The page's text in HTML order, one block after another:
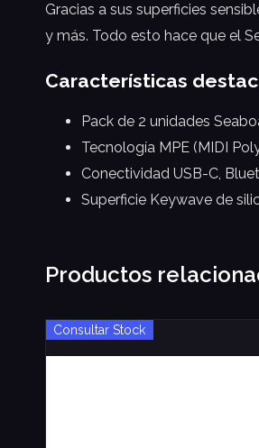
Gracias a sus superficies
y más. Todo esto hace que el
Características
Pack de 2 unidades
Tecnología MPE (MIDI
Conectividad USB-C,
Superficie Keywave de
Productos
Consultar Stock